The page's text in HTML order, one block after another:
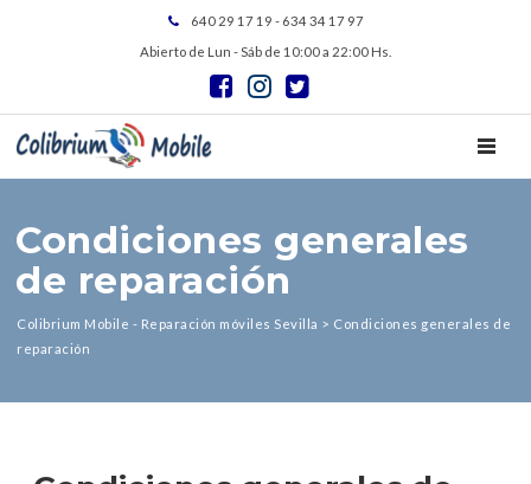
640 29 17 19 - 634 34 17 97
Abierto de Lun - Sáb de 10:00 a 22:00 Hs.
Condiciones generales
de reparación
Colibrium Mobile - Reparación móviles Sevilla > Condiciones generales de
reparación